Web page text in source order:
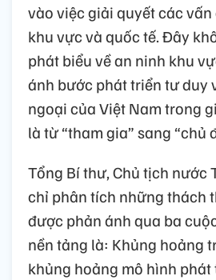
vào việc giải quyết các
khu vực và quốc tế. Đây
phát biểu về an ninh khu
ánh bước phát triển tư duy
ngoại của Việt Nam trong
là từ “tham gia” sang “chủ
Tổng Bí thư, Chủ tịch nước
chỉ phân tích những thách
được phản ánh qua ba
nền tảng là: Khủng hoảng
khủng hoảng mô hình